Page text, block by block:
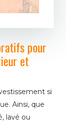
pour
et
si
Ainsi, que
lavé ou